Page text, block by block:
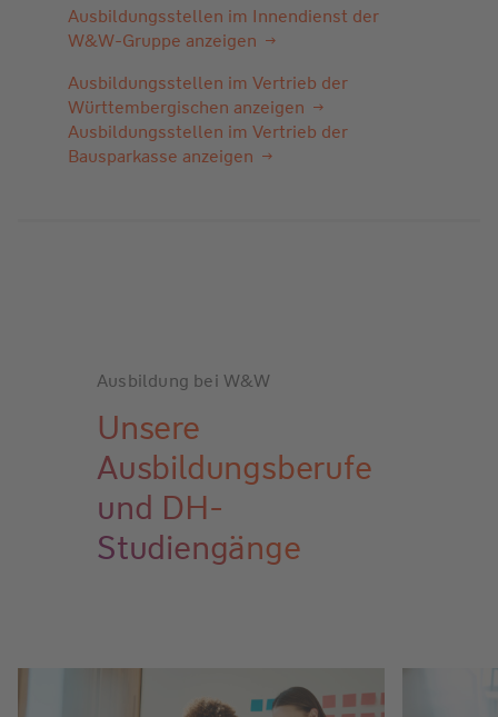
Ausbildungsstellen im Innendienst der
W&W-Gruppe anzeigen
Ausbildungsstellen im Vertrieb der
Württembergischen anzeigen
Ausbildungsstellen im Vertrieb der
Bausparkasse anzeigen
Ausbildung bei W&W
Unsere
Ausbildungsberufe
und DH-
Studiengänge